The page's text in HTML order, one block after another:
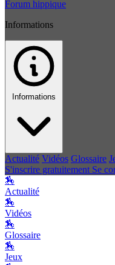
Forum hippique
Informations
Informations
Actualité Vidéos Glossaire
S'inscrire gratuitement Se
🏇
Actualité
🏇
Vidéos
🏇
Glossaire
🏇
Jeux